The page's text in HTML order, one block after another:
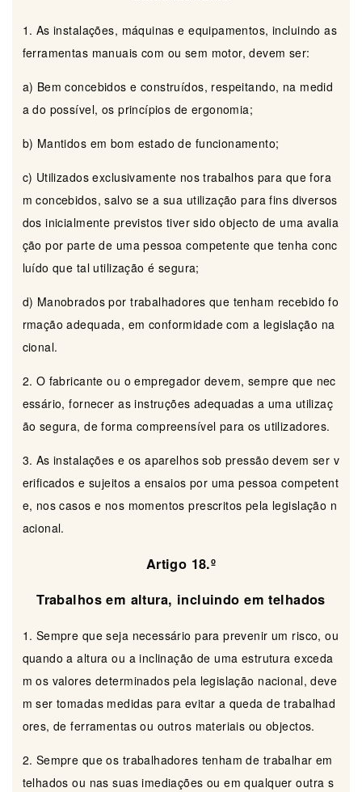
1. As instalações, máquinas e equipamentos, incluindo as
ferramentas manuais com ou sem motor, devem ser:
a) Bem concebidos e construídos, respeitando, na medid
a do possível, os princípios de ergonomia;
b) Mantidos em bom estado de funcionamento;
c) Utilizados exclusivamente nos trabalhos para que fora
m concebidos, salvo se a sua utilização para fins diversos
dos inicialmente previstos tiver sido objecto de uma avalia
ção por parte de uma pessoa competente que tenha conc
luído que tal utilização é segura;
d) Manobrados por trabalhadores que tenham recebido fo
rmação adequada, em conformidade com a legislação na
cional.
2. O fabricante ou o empregador devem, sempre que nec
essário, fornecer as instruções adequadas a uma utilizaç
ão segura, de forma compreensível para os utilizadores.
3. As instalações e os aparelhos sob pressão devem ser v
erificados e sujeitos a ensaios por uma pessoa competent
e, nos casos e nos momentos prescritos pela legislação n
acional.
Artigo 18.º
Trabalhos em altura, incluindo em telhados
1. Sempre que seja necessário para prevenir um risco, ou
quando a altura ou a inclinação de uma estrutura exceda
m os valores determinados pela legislação nacional, deve
m ser tomadas medidas para evitar a queda de trabalhad
ores, de ferramentas ou outros materiais ou objectos.
2. Sempre que os trabalhadores tenham de trabalhar em
telhados ou nas suas imediações ou em qualquer outra s